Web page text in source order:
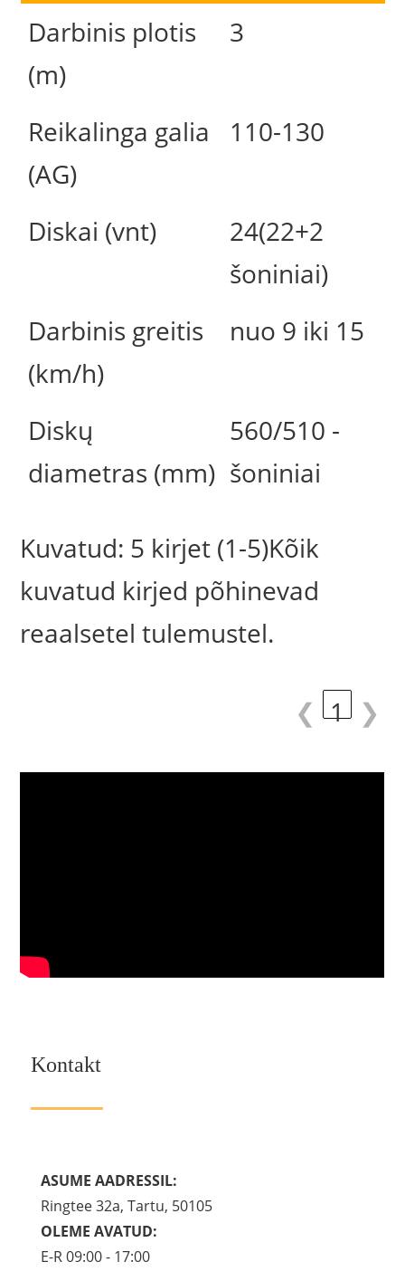
Darbinis plotis
(m)
3
Reikalinga galia
(AG)
110-130
Diskai (vnt)
24(22+2
šoniniai)
Darbinis greitis
(km/h)
nuo 9 iki 15
Diskų
diametras (mm)
560/510 -
šoniniai
Kuvatud: 5 kirjet (1-5)Kõik
kuvatud kirjed põhinevad
reaalsetel tulemustel.
❮ 1 ❯
Kontakt
ASUME AADRESSIL:
Ringtee 32a, Tartu, 50105
OLEME AVATUD:
E-R 09:00 - 17:00